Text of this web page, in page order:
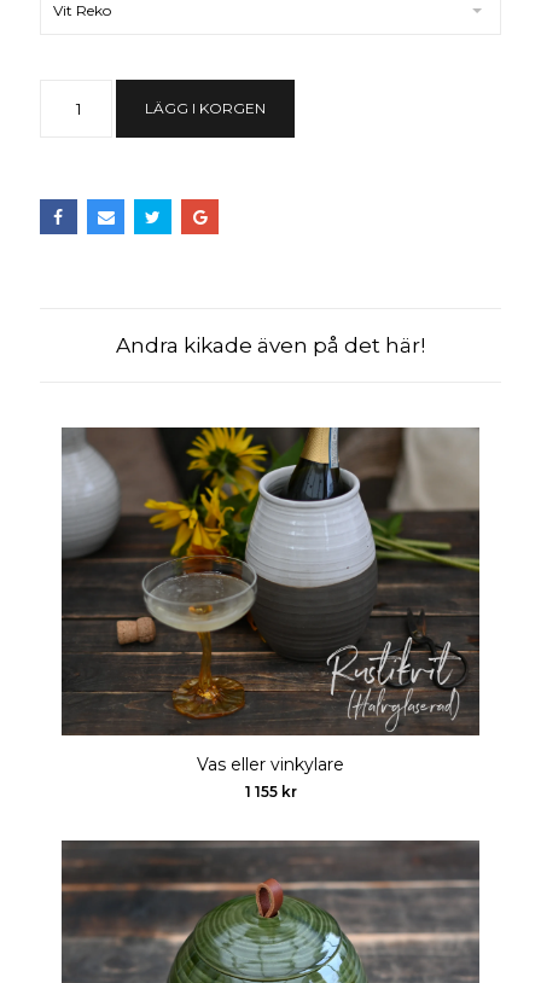
Vit Reko
LÄGG I KORGEN
Andra kikade även på det här!
Vas eller vinkylare
1 155 kr